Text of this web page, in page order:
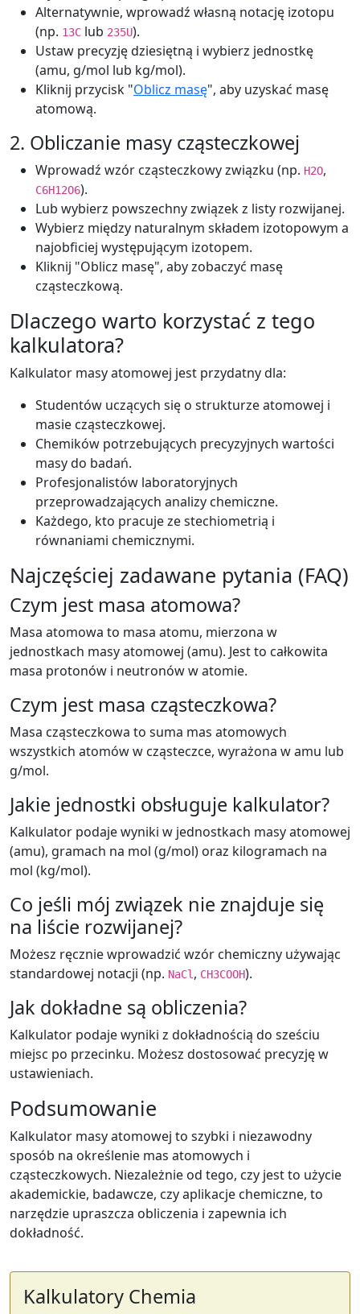
Alternatywnie, wprowadź własną notację izotopu
(np. 13C lub 235U).
Ustaw precyzję dziesiętną i wybierz jednostkę
(amu, g/mol lub kg/mol).
Kliknij przycisk "Oblicz masę", aby uzyskać masę
atomową.
2. Obliczanie masy cząsteczkowej
Wprowadź wzór cząsteczkowy związku (np. H2O,
C6H12O6).
Lub wybierz powszechny związek z listy rozwijanej.
Wybierz między naturalnym składem izotopowym a
najobficiej występującym izotopem.
Kliknij "Oblicz masę", aby zobaczyć masę
cząsteczkową.
Dlaczego warto korzystać z tego
kalkulatora?
Kalkulator masy atomowej jest przydatny dla:
Studentów uczących się o strukturze atomowej i
masie cząsteczkowej.
Chemików potrzebujących precyzyjnych wartości
masy do badań.
Profesjonalistów laboratoryjnych
przeprowadzających analizy chemiczne.
Każdego, kto pracuje ze stechiometrią i
równaniami chemicznymi.
Najczęściej zadawane pytania (FAQ)
Czym jest masa atomowa?
Masa atomowa to masa atomu, mierzona w
jednostkach masy atomowej (amu). Jest to całkowita
masa protonów i neutronów w atomie.
Czym jest masa cząsteczkowa?
Masa cząsteczkowa to suma mas atomowych
wszystkich atomów w cząsteczce, wyrażona w amu lub
g/mol.
Jakie jednostki obsługuje kalkulator?
Kalkulator podaje wyniki w jednostkach masy atomowej
(amu), gramach na mol (g/mol) oraz kilogramach na
mol (kg/mol).
Co jeśli mój związek nie znajduje się
na liście rozwijanej?
Możesz ręcznie wprowadzić wzór chemiczny używając
standardowej notacji (np. NaCl , CH3COOH).
Jak dokładne są obliczenia?
Kalkulator podaje wyniki z dokładnością do sześciu
miejsc po przecinku. Możesz dostosować precyzję w
ustawieniach.
Podsumowanie
Kalkulator masy atomowej to szybki i niezawodny
sposób na określenie mas atomowych i
cząsteczkowych. Niezależnie od tego, czy jest to użycie
akademickie, badawcze, czy aplikacje chemiczne, to
narzędzie upraszcza obliczenia i zapewnia ich
dokładność.
Kalkulatory Chemia